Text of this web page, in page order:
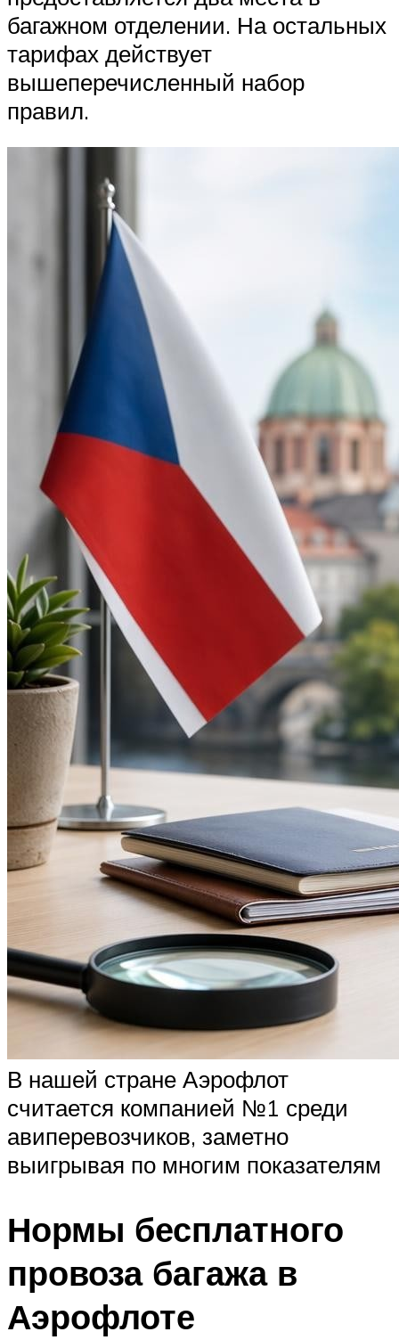
багажном отделении. На остальных
тарифах действует
вышеперечисленный набор
правил.
В нашей стране Аэрофлот
считается компанией №1 среди
авиперевозчиков, заметно
выигрывая по многим показателям
Нормы бесплатного
провоза багажа в
Аэрофлоте